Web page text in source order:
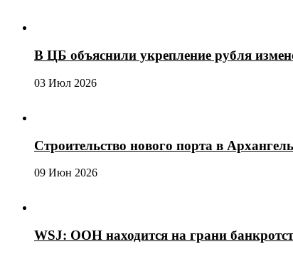
В ЦБ объяснили укрепление рубля
03 Июл 2026
Строительство нового порта в
09 Июн 2026
WSJ: ООН находится на грани